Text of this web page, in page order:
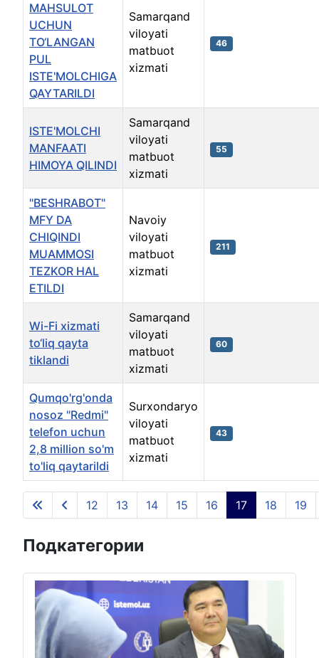
Материалы
MAHSULOT
UCHUN
TO‘LANGAN
PUL
ISTE'MOLCHIGA
QAYTARILDI
Samarqand
viloyati
matbuot
xizmati
46
ISTE'MOLCHI
MANFAATI
HIMOYA QILINDI
Samarqand
viloyati
matbuot
xizmati
55
"BESHRABOT"
MFY DA
CHIQINDI
MUAMMOSI
TEZKOR HAL
ETILDI
Navoiy
viloyati
matbuot
xizmati
211
Wi-Fi xizmati
to‘liq qayta
tiklandi
Samarqand
viloyati
matbuot
xizmati
60
Qumqo'rg'onda
nosoz "Redmi"
telefon uchun
2,8 million so'm
to'liq qaytarildi
Surxondaryo
viloyati
matbuot
xizmati
43
Страница 17 из 135
12 13 14 15 16 17 18 19
Подкатегории